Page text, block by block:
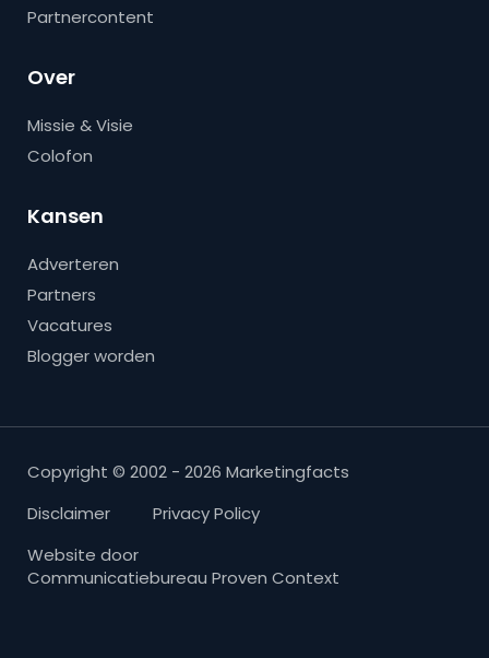
Partnercontent
Over
Missie & Visie
Colofon
Kansen
Adverteren
Partners
Vacatures
Blogger worden
Copyright © 2002 - 2026 Marketingfacts
Disclaimer
Privacy Policy
Website door
Communicatiebureau Proven Context